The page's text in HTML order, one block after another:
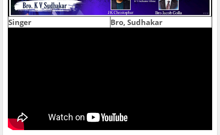
Singer Bro, Sudhakar